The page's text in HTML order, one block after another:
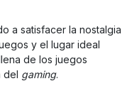
a satisfacer la nostalgia
y el lugar ideal
de los juegos
del gaming.